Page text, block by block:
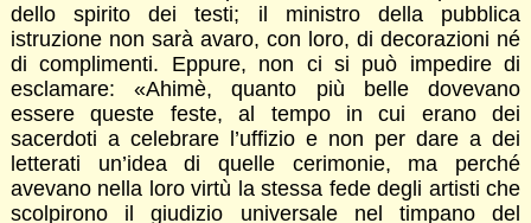
dello spirito dei testi; il ministro della pubblica
istruzione non sarà avaro, con loro, di decorazioni né
di complimenti. Eppure, non ci si può impedire di
esclamare: «Ahimè, quanto più belle dovevano
essere queste feste, al tempo in cui erano dei
sacerdoti a celebrare l’uffizio e non per dare a dei
letterati un’idea di quelle cerimonie, ma perché
avevano nella loro virtù la stessa fede degli artisti che
scolpirono il giudizio universale nel timpano del